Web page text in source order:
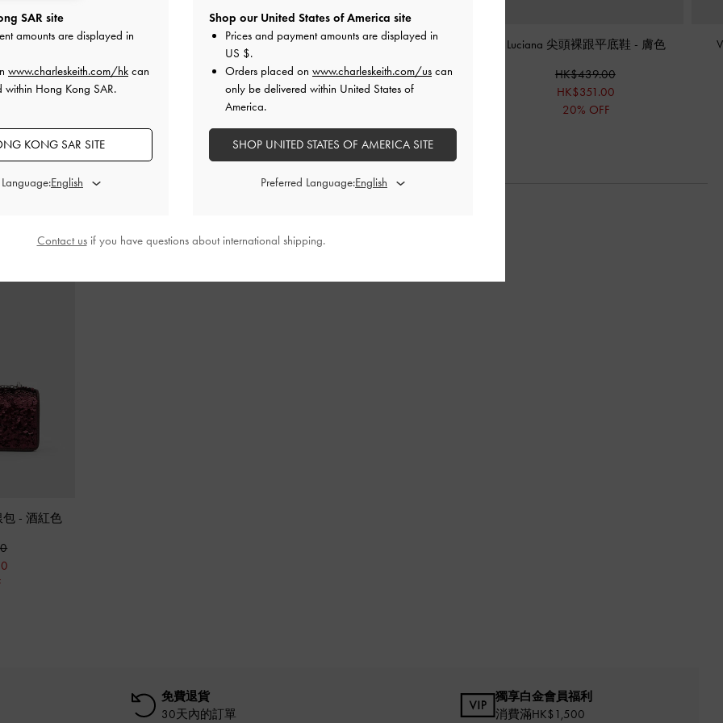
- 膚色 Luciana 裸跟鞋 膚色 Emmy 尖頭高跟鞋 -膚色
HK$469.00
Luciana 尖頭裸跟平底鞋 - 膚色
HK$439.00
HK$351.00
20% OFF
包 - 酒紅色
免費退貨
30天內的訂單
獨享白金會員福利
消費滿HK$1,500
SAR site
amounts are displayed in
www.charleskeith.com/hk can
within Hong Kong SAR.
KONG SAR SITE
Shop our United States of America site
Prices and payment amounts are displayed in
US $.
Orders placed on www.charleskeith.com/us can
only be delivered within United States of
America.
SHOP UNITED STATES OF AMERICA SITE
Preferred Language:
Contact usif you have questions about international shipping.